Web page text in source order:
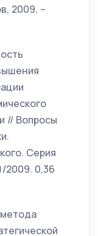
2009. –
// Вопросы
Серия
2009. 0,36